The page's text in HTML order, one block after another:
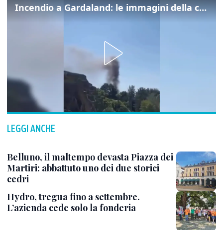
Incendio a Gardaland: le immagini della colonna di fumo
LEGGI ANCHE
Belluno, il maltempo devasta Piazza dei
Martiri: abbattuto uno dei due storici
cedri
Hydro, tregua fino a settembre.
L’azienda cede solo la fonderia